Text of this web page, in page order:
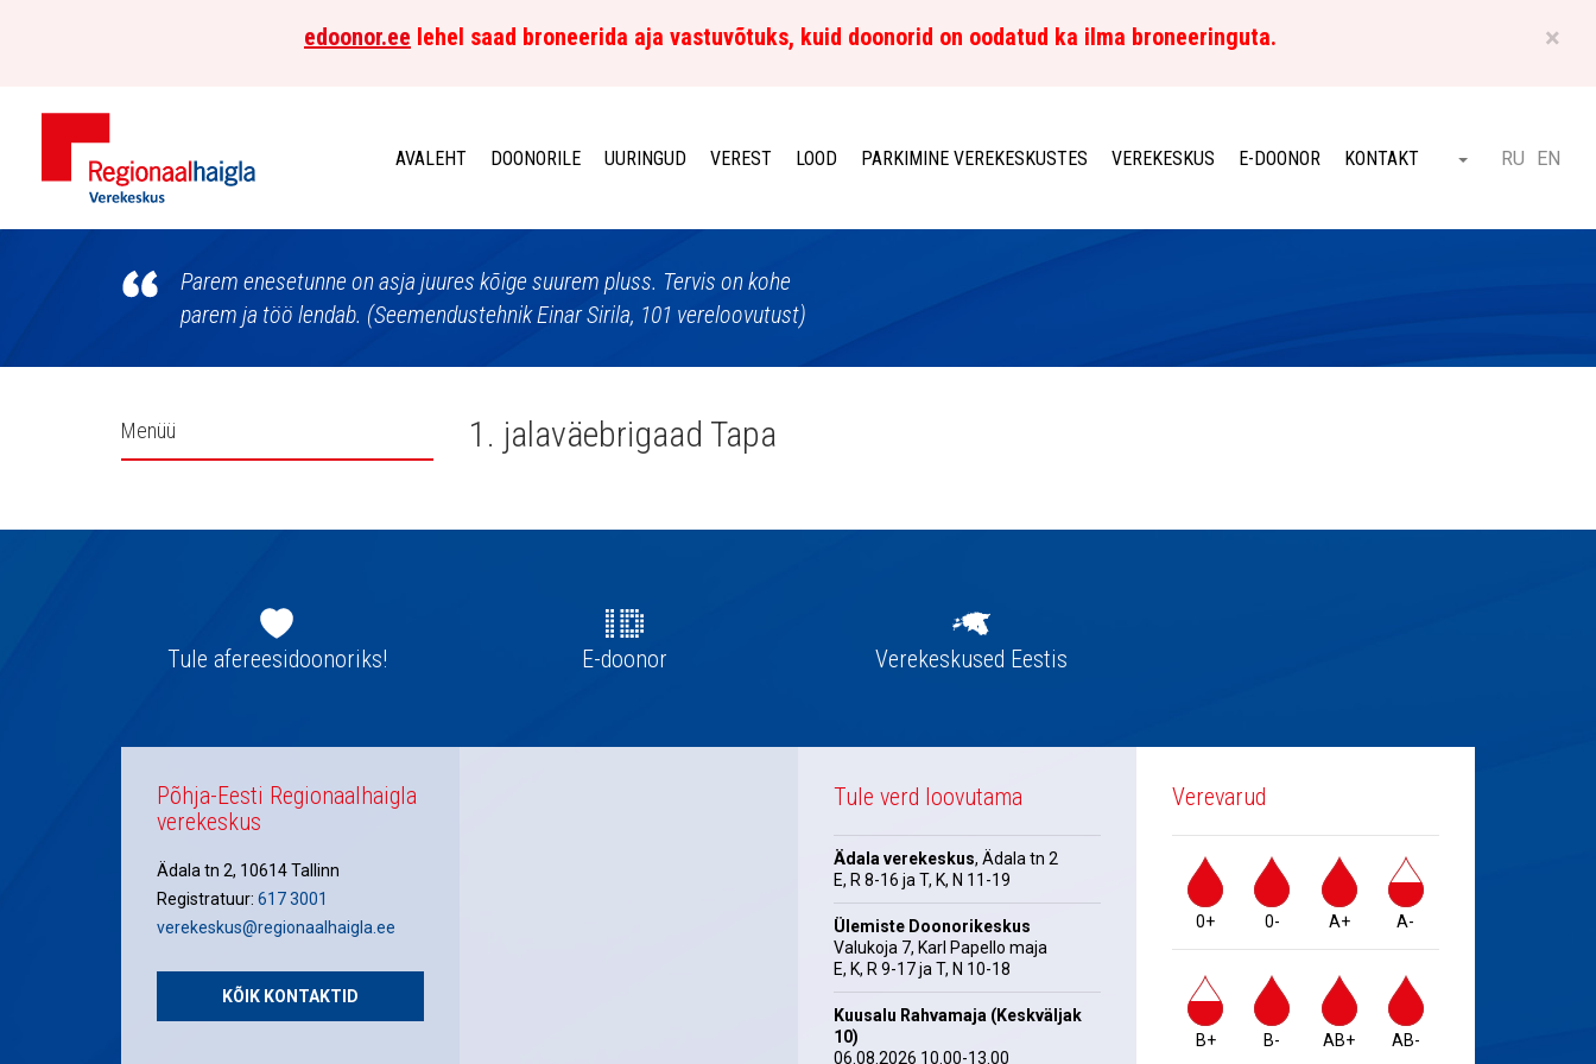
×
edoonor.ee lehel saad broneerida aja vastuvõtuks, kuid doonorid on oodatud ka ilma broneeringuta.
Põhja-
AVALEHT DOONORILE UURINGUD VEREST LOOD PARKIMINE VEREKESKUSTES VEREKESKUS E-DOONOR KONTAKT Otsi ET
RU EN
Parem enesetunne on asja juures kõige suurem pluss. Tervis on kohe
parem ja töö lendab. (Seemendustehnik Einar Sirila, 101 vereloovutust)
Külgpaani
Menüü 1. jalaväebrigaad Tapa
navigatsioonTule afereesidoonoriks! E-doonor Verekeskused Eestis
Põhja-Eesti Regionaalhaigla
verekeskus
Ädala tn 2, 10614 Tallinn
Registratuur: 617 3001
verekeskus@regionaalhaigla.ee
KÕIK KONTAKTID
Tule verd loovutama
Ädala verekeskus, Ädala tn 2
E, R 8-16 ja T, K, N 11-19
Ülemiste Doonorikeskus
Valukoja 7, Karl Papello maja
E, K, R 9-17 ja T, N 10-18
Kuusalu Rahvamaja (Keskväljak
10)
06.08.2026 10.00-13.00
Verevarud
0+ 0- A+ A-
B+ B- AB+ AB-